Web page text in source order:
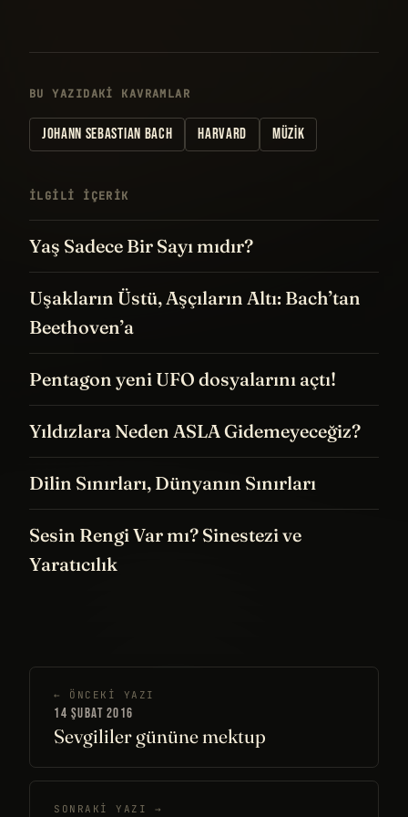
BU YAZIDAKI KAVRAMLAR
JOHANN SEBASTIAN BACH HARVARD MÜZIK
İLGILI IÇERIK
Yaş Sadece Bir Sayı mıdır?
Uşakların Üstü, Aşçıların Altı: Bach’tan
Beethoven’a
Pentagon yeni UFO dosyalarını açtı!
Yıldızlara Neden ASLA Gidemeyeceğiz?
Dilin Sınırları, Dünyanın Sınırları
Sesin Rengi Var mı? Sinestezi ve
Yaratıcılık
← ÖNCEKI YAZI
14 ŞUBAT 2016
Sevgililer gününe mektup
SONRAKI YAZI →